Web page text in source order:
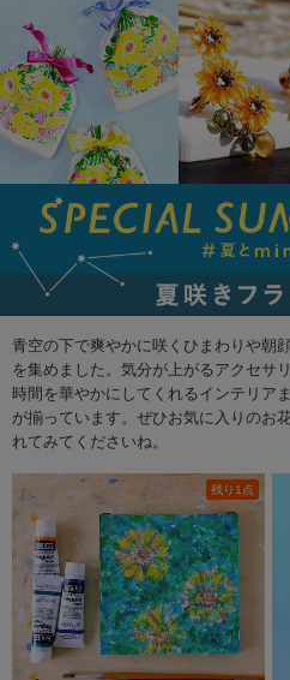
青空の下で爽やかに咲くひまわりや朝
を集めました。気分が上がるアクセサ
時間を華やかにしてくれるインテリア
が揃っています。ぜひお気に入りのお
れてみてくださいね。
残り1点